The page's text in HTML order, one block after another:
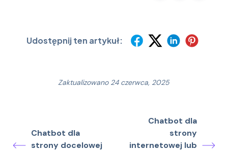
Udostępnij ten artykuł:
Zaktualizowano 24 czerwca, 2025
Chatbot dla
strony docelowej
Chatbot dla
strony
internetowej lub